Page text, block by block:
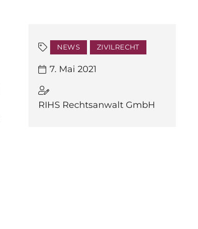
NEWS ZIVILRECHT
7. Mai 2021
RIHS Rechtsanwalt GmbH